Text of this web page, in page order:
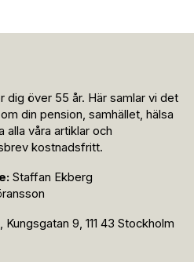
dig över 55 år. Här samlar vi det
din pension, samhället, hälsa
alla våra artiklar och
kostnadsfritt.
Staffan Ekberg
9, 111 43 Stockholm